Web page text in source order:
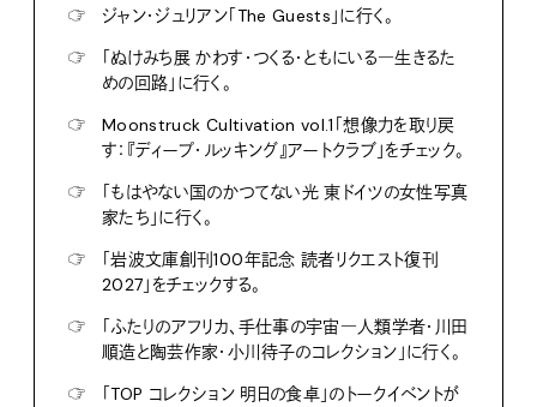
☞
ジャン・ジュリアン「The Guests」に行く。
☞
「ぬけみち展 かわす・つくる・ともにいる―生きるた
めの回路」に行く。
☞
Moonstruck Cultivation vol.1「想像力を取り戻
す：『ディープ・ルッキング』アートクラブ」をチェック。
☞
「もはやない国のかつてない光 東ドイツの女性写真
家たち」に行く。
☞
「岩波文庫創刊100年記念 読者リクエスト復刊
2027」をチェックする。
☞
「ふたりのアフリカ、手仕事の宇宙―人類学者・川田
順造と陶芸作家・小川待子のコレクション」に行く。
☞
「TOP コレクション 明日の食卓」のトークイベントが